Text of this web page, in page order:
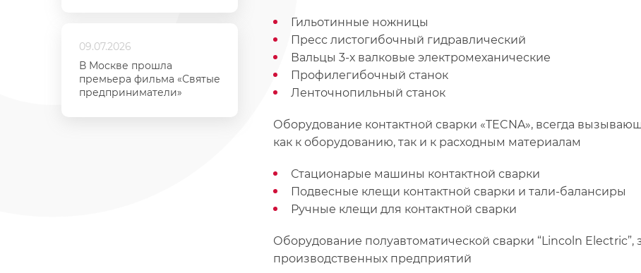
09.07.2026
В Москве прошла
премьера фильма «Святые
предприниматели»
Гильотинные ножницы
Пресс лиcтогибочный гидравлический
Вальцы 3-х валковые электромеханические
Профилегибочный станок
Ленточнопильный станок
Оборудование контактной сварки «TECNA», всегда
как к оборудованию, так и к расходным материалам
Стационарые машины контактной сварки
Подвесные клещи контактной сварки и тали-балансиры
Ручные клещи для контактной сварки
Оборудование полуавтоматической сварки “Lincoln
производственных предприятий